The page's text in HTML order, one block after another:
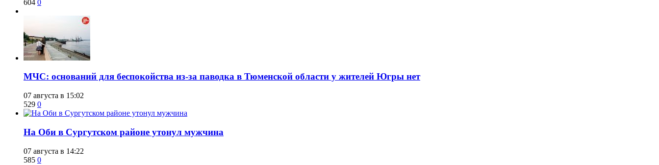
604 0
​МЧС: оснований для беспокойства из-за паводка в Тюменской области у жителей Югры нет
07 августа в 15:02
529 0
​На Оби в Сургутском районе утонул мужчина
07 августа в 14:22
585 0